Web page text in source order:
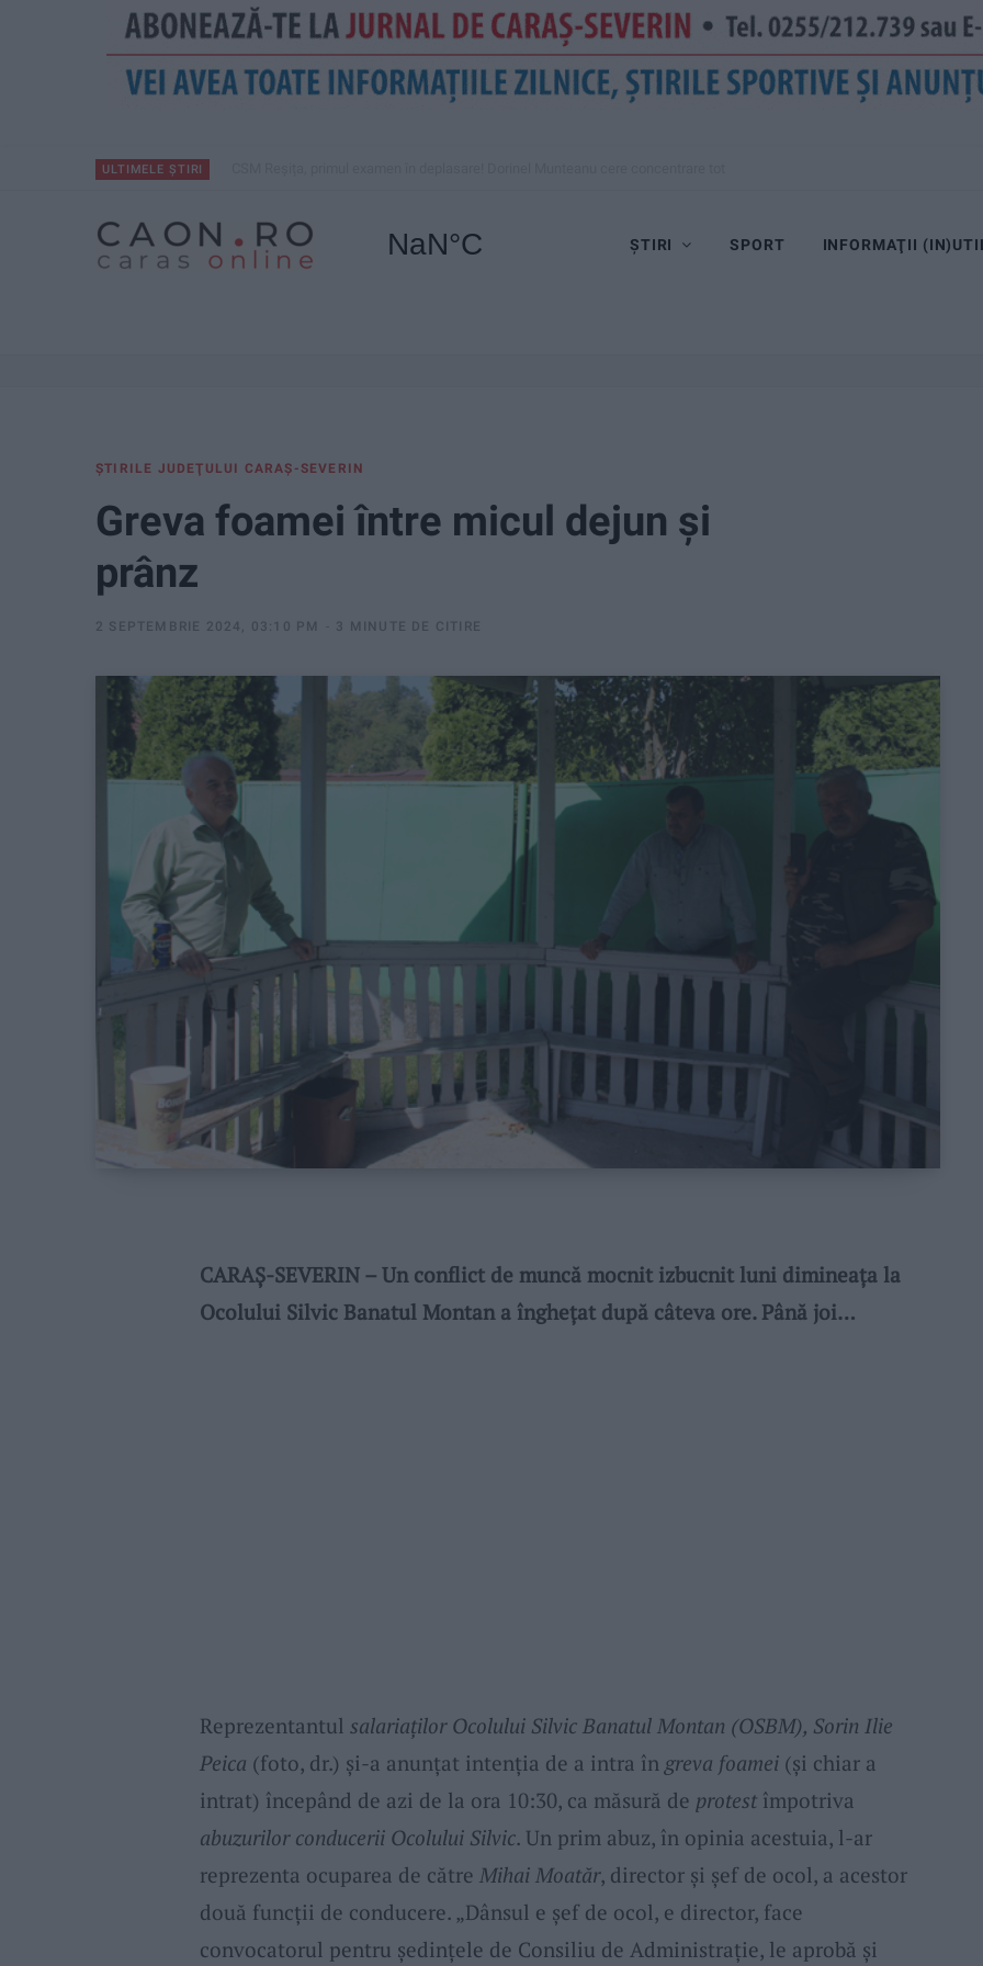
ULTIMELE ȘTIRI
ȘTIRI SPORT INFORMAŢII
ŞTIRILE JUDEŢULUI CARAŞ-SEVERIN
Greva foamei între micul dejun și
prânz
2 SEPTEMBRIE 2024, 03:10 PM 3 MINUTE DE CITIRE
CARAȘ-SEVERIN – Un conflict de muncă mocnit izbucnit luni dimineața la
Ocolului Silvic Banatul Montan a înghețat după câteva ore. Până joi…
Reprezentantul salariaților Ocolului Silvic Banatul Montan (OSBM), Sorin Ilie
Peica (foto, dr.) și-a anunțat intenția de a intra în greva foamei(și chiar a
intrat) începând de azi de la ora 10:30, ca măsură de protestîmpotriva
abuzurilor conducerii Ocolului Silvic. Un prim abuz, în opinia acestuia, l-ar
reprezenta ocuparea de către Mihai Moatăr, director și șef de ocol, a acestor
două funcții de conducere. „Dânsul e șef de ocol, e director, face
convocatorul pentru ședințele de Consiliu de Administrație, le aprobă și